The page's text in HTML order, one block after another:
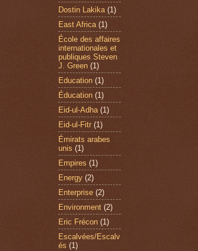
Dostin Lakika (1)
East Africa (1)
École des affaires
internationales et
publiques Steven
J. Green (1)
Education (1)
Éducation (1)
Eid-ul-Adha (1)
Eid-ul-Fitr (1)
Émirats arabes
unis (1)
Empires (1)
Energy (2)
Enterprise (2)
Environment (2)
Eric Frécon (1)
Escalvées/Escalv
és (1)